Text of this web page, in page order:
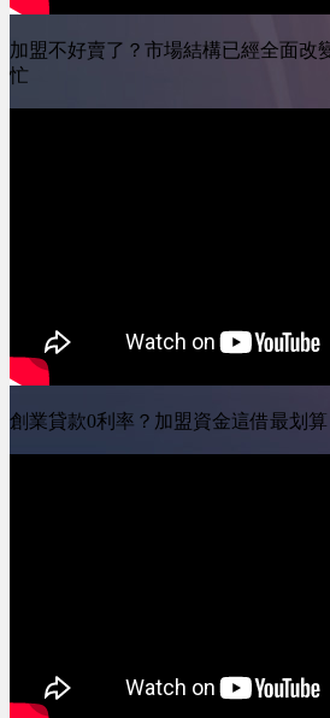
加盟不好賣了？市場結構已經全面改
忙
創業貸款0利率？加盟資金這借最划